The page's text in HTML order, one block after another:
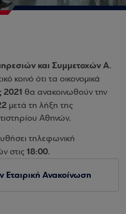
και Συμμετοχών Α.
κοινό ότι τα οικονομικά
2021 θα ανακοινωθούν την
μετά τη λήξη της
Αθηνών.
τηλεφωνική
στις 18:00.
Εταιρική Ανακοίνωση